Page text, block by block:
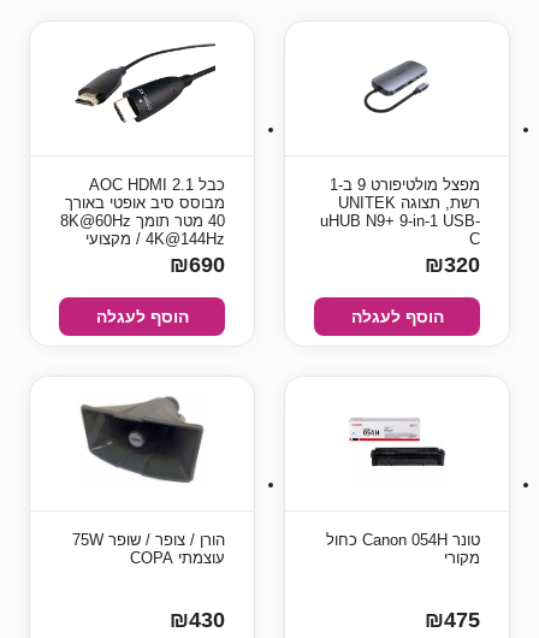
מפצל מולטיפורט 9 ב-1
רשת, תצוגה UNITEK
uHUB N9+ 9-in-1 USB-
C
₪320
הוסף לעגלה
כבל AOC HDMI 2.1
מבוסס סיב אופטי באורך
40 מטר תומך 8K@60Hz
/ 4K@144Hz מקצועי
₪690
הוסף לעגלה
טונר Canon 054H כחול
מקורי
₪475
הורן / צופר / שופר 75W
עוצמתי COPA
₪430